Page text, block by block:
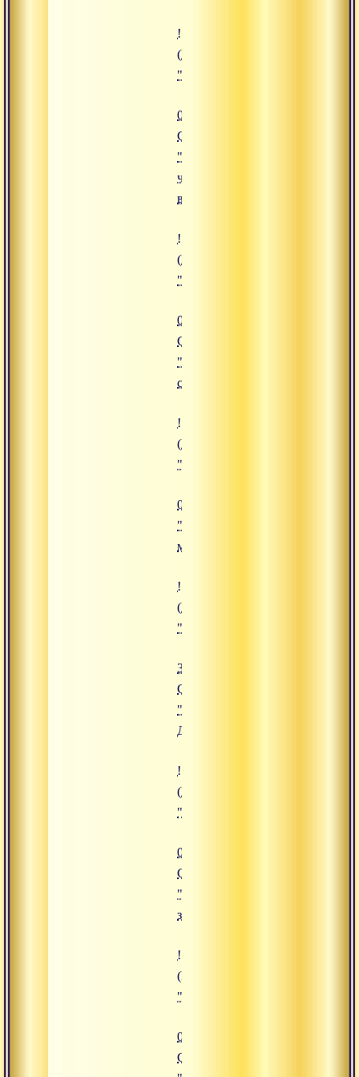
![06.01.2009 Сатсанг "Вера и
(https://www.advayta.org/upload/
"06.01.2009 Сатсанг "Вера и
06.01.2009
Сатсанг
"Вера и
чистое
видение"
![07.01.2009 Сатсанг "Йога
(https://www.advayta.org/upload/
"07.01.2009 Сатсанг "Йога
07.01.2009
Сатсанг
"Йога
служения"
![04.03.2009 Сатсанг
(https://www.advayta.org/upload/
"04.03.2009 Сатсанг
04.03.2009 Сатсанг
"Самоосвобождение
мыслей"
![31.12.2009 Сатсанг
(https://www.advayta.org/upload/
"31.12.2009 Сатсанг "Ценность
31.12.2009
Сатсанг
"Ценность
Дхармы"
![05.01.2009 Сатсанг
(https://www.advayta.org/upload/
"05.01.2009 Сатсанг
05.01.2009
Сатсанг
"Кармические
законы"
![03.01.2009 Сатсанг
(https://www.advayta.org/upload/
"03.01.2009 Сатсанг
03.01.2009
Сатсанг